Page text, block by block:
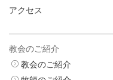
アクセス
教会のご紹介
教会のご紹介